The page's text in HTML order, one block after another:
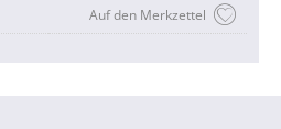
Auf den Merkzettel